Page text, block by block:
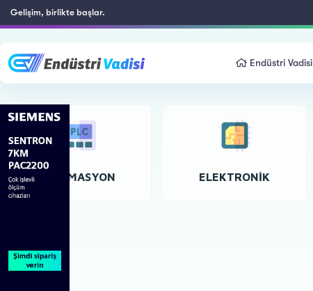
Gelişim, birlikte başlar.
Endüstri Vadisi
OTOMASYON ELEKTRONIK